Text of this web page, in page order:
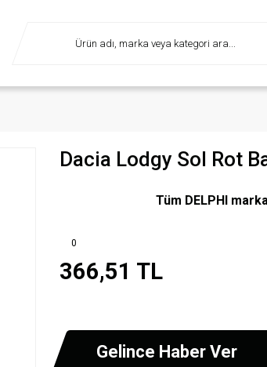
Dacia Lodgy Sol Rot
Tüm DELPHI
0
366,51 TL
Gelince Haber Ver